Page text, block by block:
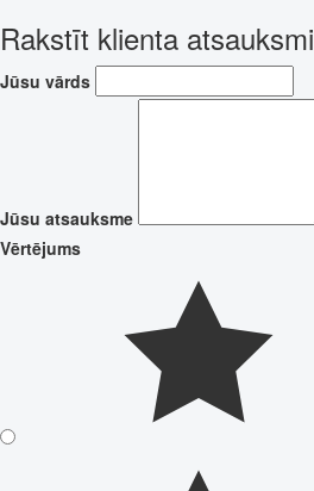
Rakstīt klienta atsauksmi
Jūsu vārds
Jūsu atsauksme
Vērtējums